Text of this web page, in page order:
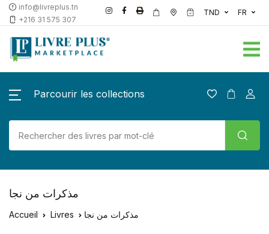
info@livreplus.tn
+216 31 575 307
TND FR
Parcourir les collections
مذكرات من نجا
Accueil Livres مذكرات من نجا